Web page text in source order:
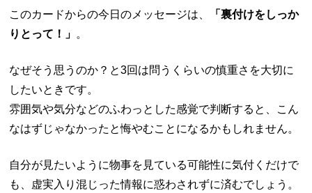
このカードからの今日のメッセージは、
「裏付けをしっか
りとって！」 。
なぜそう思うのか？と3回は問うくらいの慎重さを大切に
したいときです。
雰囲気や気分などのふわっとした感覚で判断すると、こん
なはずじゃなかったと悔やむことになるかもしれません。
自分が見たいように物事を見ている可能性に気付くだけで
も、虚実入り混じった情報に惑わされずに済むでしょう。